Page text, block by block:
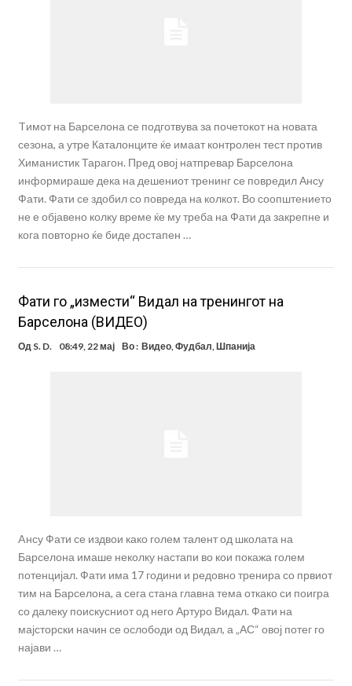
Tимот на Барселона се подготвува за почетокот на новата
сезона, а утре Каталонците ќе имаат контролен тест против
Химанистик Тарагон. Пред овој натпревар Барселона
информираше дека на дешениот тренинг се повредил Ансу
Фати. Фати се здобил со повреда на колкот. Во соопштението
не е објавено колку време ќе му треба на Фати да закрепне и
кога повторно ќе биде достапен …
Фати го „измести“ Видал на тренингот на
Барселона (ВИДЕО)
Од S. D. 08:49, 22 мај Во : Видео,Фудбал,Шпанија
Aнсу Фати се издвои како голем талент од школата на
Барселона имаше неколку настапи во кои покажа голем
потенцијал. Фати има 17 години и редовно тренира со првиот
тим на Барселона, а сега стана главна тема откако си поигра
со далеку поискусниот од него Артуро Видал. Фати на
мајсторски начин се ослободи од Видал, а „АС“ овој потег го
најави …